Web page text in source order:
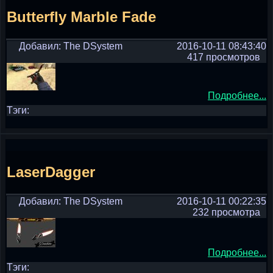
Butterfly Marble Fade
Добавил: The DSystem
2016-10-11 08:43:40
417 просмотров
Подробнее...
Тэги:
LaserDagger
Добавил: The DSystem
2016-10-11 00:22:35
232 просмотра
Подробнее...
Тэги: